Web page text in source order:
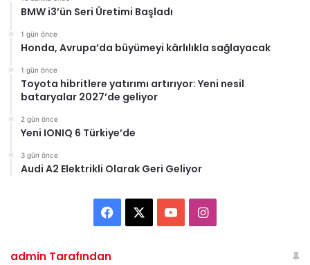
BMW i3’ün Seri Üretimi Başladı
1 gün önce
Honda, Avrupa’da büyümeyi kârlılıkla sağlayacak
1 gün önce
Toyota hibritlere yatırımı artırıyor: Yeni nesil
bataryalar 2027’de geliyor
2 gün önce
Yeni IONIQ 6 Türkiye’de
3 gün önce
Audi A2 Elektrikli Olarak Geri Geliyor
Facebook YouTubeInstagram
admin Tarafından